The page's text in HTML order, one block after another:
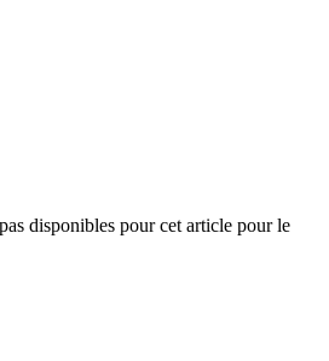
disponibles pour cet article pour le